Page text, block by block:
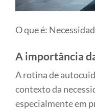
O que é:
A importância
A rotina de
contexto da
especialmente em